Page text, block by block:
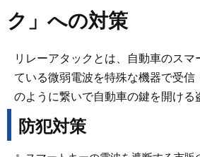
ク」への対策
リレーアタックとは、自動車のスマ
ている微弱電波を特殊な機器で受信
のように繋いで自動車の鍵を開ける
防犯対策